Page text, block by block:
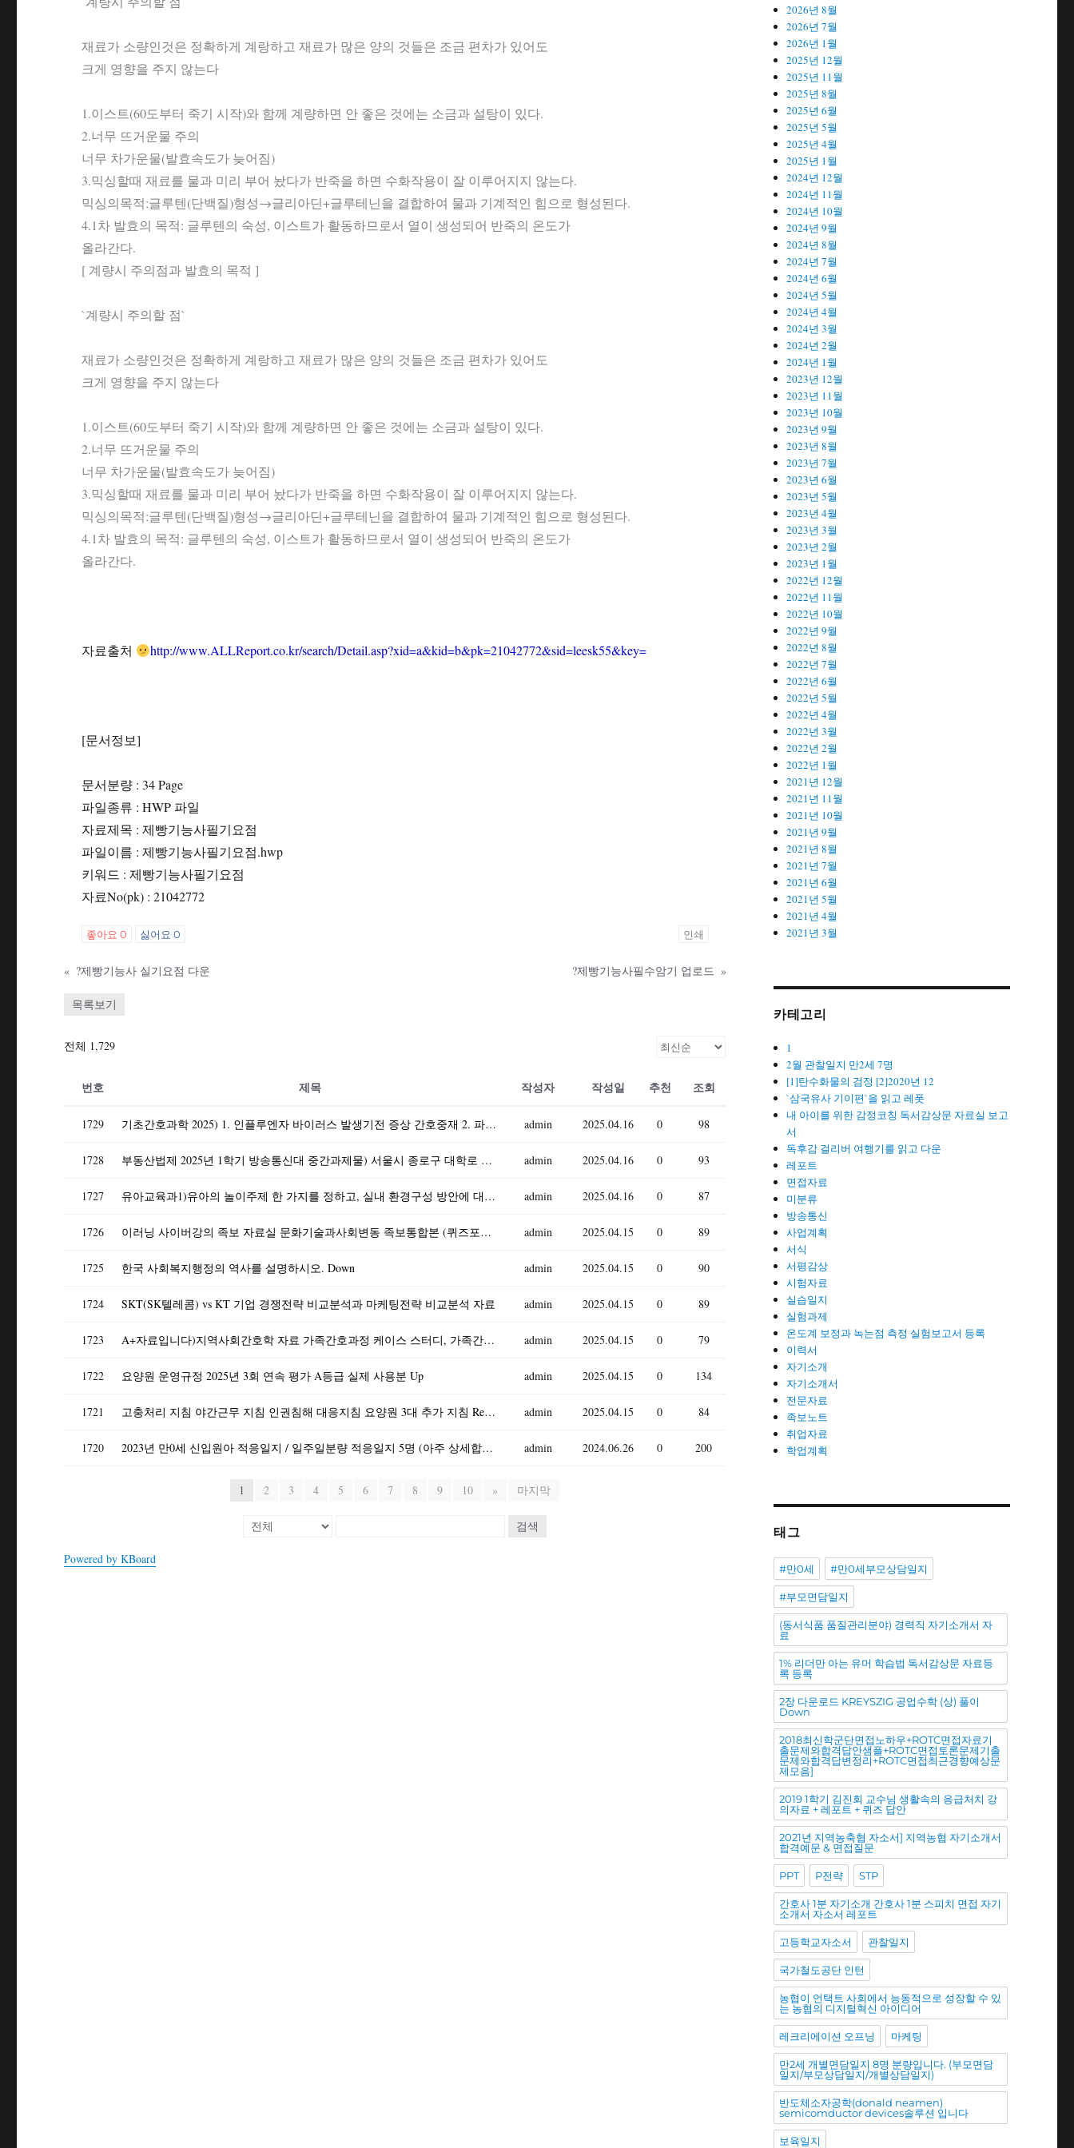
재료가 소량인것은 정확하게 계랑하고 재료가 많은 양의 것들은 조금 편차가 있어도
크게 영향을 주지 않는다
1.이스트(60도부터 죽기 시작)와 함께 계량하면 안 좋은 것에는 소금과 설탕이 있다.
2.너무 뜨거운물 주의
너무 차가운물(발효속도가 늦어짐)
3.믹싱할때 재료를 물과 미리 부어 놨다가 반죽을 하면 수화작용이 잘 이루어지지 않는다.
믹싱의목적:글루텐(단백질)형성→글리아딘+글루테닌을 결합하여 물과 기계적인 힘으로 형성된다.
4.1차 발효의 목적: 글루텐의 숙성, 이스트가 활동하므로서 열이 생성되어 반죽의 온도가
올라간다.
[ 계량시 주의점과 발효의 목적 ]
`계량시 주의할 점`
재료가 소량인것은 정확하게 계랑하고 재료가 많은 양의 것들은 조금 편차가 있어도
크게 영향을 주지 않는다
1.이스트(60도부터 죽기 시작)와 함께 계량하면 안 좋은 것에는 소금과 설탕이 있다.
2.너무 뜨거운물 주의
너무 차가운물(발효속도가 늦어짐)
3.믹싱할때 재료를 물과 미리 부어 놨다가 반죽을 하면 수화작용이 잘 이루어지지 않는다.
믹싱의목적:글루텐(단백질)형성→글리아딘+글루테닌을 결합하여 물과 기계적인 힘으로 형성된다.
4.1차 발효의 목적: 글루텐의 숙성, 이스트가 활동하므로서 열이 생성되어 반죽의 온도가
올라간다.
자료출처 http://www.ALLReport.co.kr/search/Detail.asp?xid=a&kid=b&pk=21042772&sid=leesk55&key=
[문서정보]
문서분량 : 34 Page
파일종류 : HWP 파일
자료제목 : 제빵기능사필기요점
파일이름 : 제빵기능사필기요점.hwp
키워드 : 제빵기능사필기요점
자료No(pk) : 21042772
좋아요0 싫어요0 인쇄
« ?제빵기능사 실기요점 다운 ?제빵기능사필수암기 업로드 »
목록보기
전체 1,729
번호 제목 작성자 작성일 추천 조회
1729 기초간호과학 2025) 1. 인플루엔자 바이러스 발생기전 증상 간호중재 2. 파종성혈관내응고증후군(DIC) 발생기전 증상 간호중재 3. 표적치료제 정의, 암종별, 부작용, 간호중재 admin 2025.04.16 0 98
1728 부동산법제 2025년 1학기 방송통신대 중간과제물) 서울시 종로구 대학로 이화사거리 근처에 꼬마 빌딩 甲이 차용금 1억 원을 변제하지 못하자 丙은 2025년 3월 15일 근저당권에 admin 2025.04.16 0 93
1727 유아교육과1)유아의 놀이주제 한 가지를 정하고, 실내 환경구성 방안에 대해 기술하시오. 유보통합에 따른 현재 유아교육, 보육 정책 흐름과 변화, 이슈 등과 관련된 뉴스 또는 신문기 admin 2025.04.16 0 87
1726 이러닝 사이버강의 족보 자료실 문화기술과사회변동 족보통합본 (퀴즈포함) 업로드 admin 2025.04.15 0 89
1725 한국 사회복지행정의 역사를 설명하시오. Down admin 2025.04.15 0 90
1724 SKT(SK텔레콤) vs KT 기업 경쟁전략 비교분석과 마케팅전략 비교분석 자료 admin 2025.04.15 0 89
1723 A+자료입니다)지역사회간호학 자료 가족간호과정 케이스 스터디, 가족간호진단 3가지 보고서 admin 2025.04.15 0 79
1722 요양원 운영규정 2025년 3회 연속 평가 A등급 실제 사용분 Up admin 2025.04.15 0 134
1721 고충처리 지침 야간근무 지침 인권침해 대응지침 요양원 3대 추가 지침 Report admin 2025.04.15 0 84
1720 2023년 만0세 신입원아 적응일지 / 일주일분량 적응일지 5명 (아주 상세합니다) admin 2024.06.26 0 200
1 2 3 4 5 6 7 8 9 10 » 마지막
검색
Powered by KBoard
2026년 8월
2026년 7월
2026년 1월
2025년 12월
2025년 11월
2025년 8월
2025년 6월
2025년 5월
2025년 4월
2025년 1월
2024년 12월
2024년 11월
2024년 10월
2024년 9월
2024년 8월
2024년 7월
2024년 6월
2024년 5월
2024년 4월
2024년 3월
2024년 2월
2024년 1월
2023년 12월
2023년 11월
2023년 10월
2023년 9월
2023년 8월
2023년 7월
2023년 6월
2023년 5월
2023년 4월
2023년 3월
2023년 2월
2023년 1월
2022년 12월
2022년 11월
2022년 10월
2022년 9월
2022년 8월
2022년 7월
2022년 6월
2022년 5월
2022년 4월
2022년 3월
2022년 2월
2022년 1월
2021년 12월
2021년 11월
2021년 10월
2021년 9월
2021년 8월
2021년 7월
2021년 6월
2021년 5월
2021년 4월
2021년 3월
카테고리
1
2월 관찰일지 만2세 7명
[1]탄수화물의 검정 [2]2020년 12
`삼국유사 기이편`을 읽고 레폿
내 아이를 위한 감정코칭 독서감상문 자료실 보고
서
독후감 걸리버 여행기를 읽고 다운
레포트
면접자료
미분류
방송통신
사업계획
서식
서평감상
시험자료
실습일지
실험과제
온도계 보정과 녹는점 측정 실험보고서 등록
이력서
자기소개
자기소개서
전문자료
족보노트
취업자료
학업계획
태그
#만0세 #만0세부모상담일지
#부모면담일지
(동서식품 품질관리분야) 경력직 자기소개서 자
료
1% 리더만 아는 유머 학습법 독서감상문 자료등
록 등록
2장 다운로드 KREYSZIG 공업수학 (상) 풀이
Down
2018최신학군단면접노하우+ROTC면접자료기
출문제와합격답안샘플+ROTC면접토론문제기출
문제와합격답변정리+ROTC면접최근경향예상문
제모음]
2019 1학기 김진회 교수님 생활속의 응급처치 강
의자료 + 레포트 + 퀴즈 답안
2021년 지역농축협 자소서] 지역농협 자기소개서
합격예문 & 면접질문
PPT P전략 STP
간호사 1분 자기소개 간호사 1분 스피치 면접 자기
소개서 자소서 레포트
고등학교자소서 관찰일지
국가철도공단 인턴
농협이 언택트 사회에서 능동적으로 성장할 수 있
는 농협의 디지털혁신 아이디어
레크리에이션 오프닝 마케팅
만2세 개별면담일지 8명 분량입니다. (부모면담
일지/부모상담일지/개별상담일지)
반도체소자공학(donald neamen)
semicomductor devices솔루션 입니다
보육일지